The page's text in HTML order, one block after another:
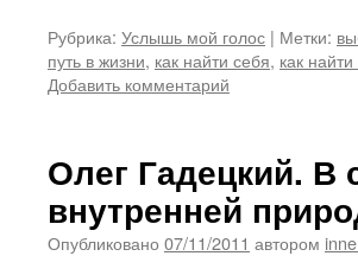
Рубрика: Услышь мой голос | Метки:
путь в жизни, как найти себя, как
Добавить комментарий
Олег Гадецкий. В
внутренней
Опубликовано 07/11/2011 автором